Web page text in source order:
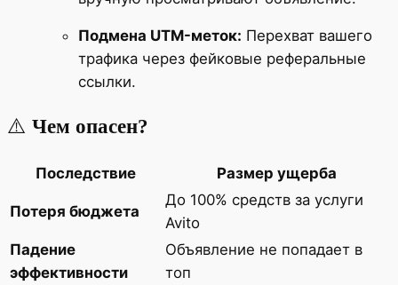
Подмена UTM-меток: Перехват вашего
трафика через фейковые реферальные
ссылки.
⚠️ Чем опасен?
Последствие Размер ущерба
Потеря бюджета
До 100% средств за услуги
Avito
Падение
эффективности
Объявление не попадает в
топ